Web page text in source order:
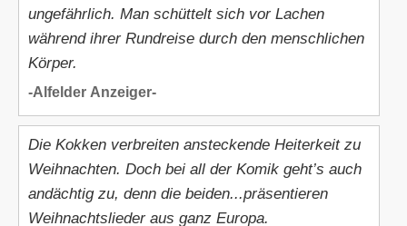
ungefährlich. Man schüttelt sich vor Lachen
während ihrer Rundreise durch den menschlichen
Körper.
-Alfelder Anzeiger-
Die Kokken verbreiten ansteckende Heiterkeit zu
Weihnachten. Doch bei all der Komik geht’s auch
andächtig zu, denn die beiden...präsentieren
Weihnachtslieder aus ganz Europa.